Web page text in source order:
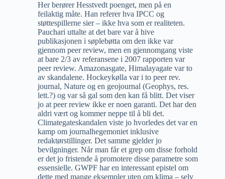
Her berører Hesstvedt poenget, men på en
feilaktig måte. Han referer hva IPCC og
støttespillerne sier – ikke hva som er realiteten.
Pauchari uttalte at det bare var å hive
publikasjonen i søplebøtta om den ikke var
gjennom peer review, men en gjennomgang viste
at bare 2/3 av referansene i 2007 rapporten var
peer review. Amazonasgate, Himalayagate var to
av skandalene. Hockeykølla var i to peer rev.
journal, Nature og en geojournal (Geophys, res.
lett.?) og var så gal som den kan få blitt. Det viser
jo at peer review ikke er noen garanti. Det har den
aldri vært og kommer neppe til å bli det.
Climategateskandalen viste jo hvorledes det var en
kamp om journalhegemoniet inklusive
redaktørstillinger. Det samme gjelder jo
bevilgninger. Når man får et grep om disse forhold
er det jo fristende å promotere disse parametre som
essensielle. GWPF har en interessant epistel om
dette med mange eksempler uten om klima – selv